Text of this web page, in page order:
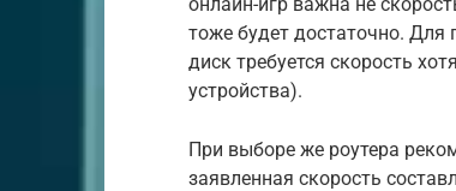
тоже будет достаточно.
диск требуется скорость
устройства).
При выборе же роутера
заявленная скорость